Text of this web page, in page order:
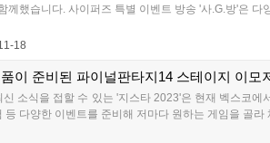
께했습니다. 사이퍼즈 특별 이벤트 방송 '사.G.방'은
18
이 준비된 파이널판타지14 스테이지 이모
신 소식을 접할 수 있는 '지스타 2023'은 현재 벡스코
등 다양한 이벤트를 준비해 저마다 원하는 게임을 골